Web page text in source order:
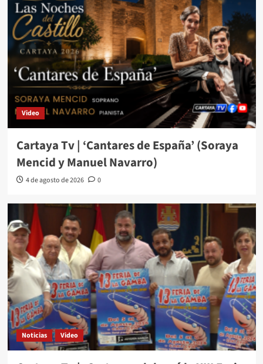
Video
Cartaya Tv | ‘Cantares de España’ (Soraya
Mencid y Manuel Navarro)
4 de agosto de 2026 0
Noticias Video